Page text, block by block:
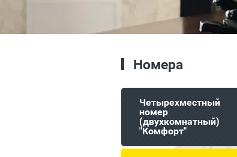
Номера
Четырехместный
номер
(двухкомнатный)
"Комфорт"